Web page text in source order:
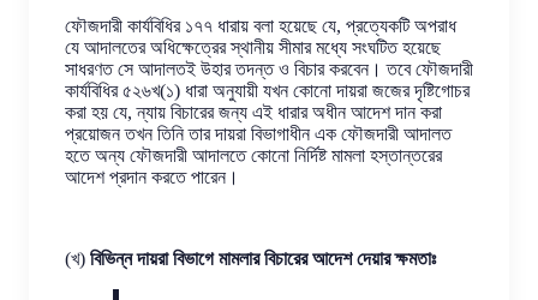
ফৌজদারী কার্যবিধির ১৭৭ ধারায় বলা হয়েছে যে, প্রত্যেকটি অপরাধ
যে আদালতের অধিক্ষেত্রের স্থানীয় সীমার মধ্যে সংঘটিত হয়েছে
সাধরণত সে আদালতই উহার তদন্ত ও বিচার করবেন। তবে ফৌজদারী
কার্যবিধির ৫২৬খ(১) ধারা অনুযায়ী যখন কোনো দায়রা জজের দৃষ্টিগোচর
করা হয় যে, ন্যায় বিচারের জন্য এই ধারার অধীন আদেশ দান করা
প্রয়োজন তখন তিনি তার দায়রা বিভাগাধীন এক ফৌজদারী আদালত
হতে অন্য ফৌজদারী আদালতে কোনো নির্দিষ্ট মামলা হস্তান্তরের
আদেশ প্রদান করতে পারেন।
(খ) বিভিন্ন দায়রা বিভাগে মামলার বিচারের আদেশ দেয়ার ক্ষমতাঃ